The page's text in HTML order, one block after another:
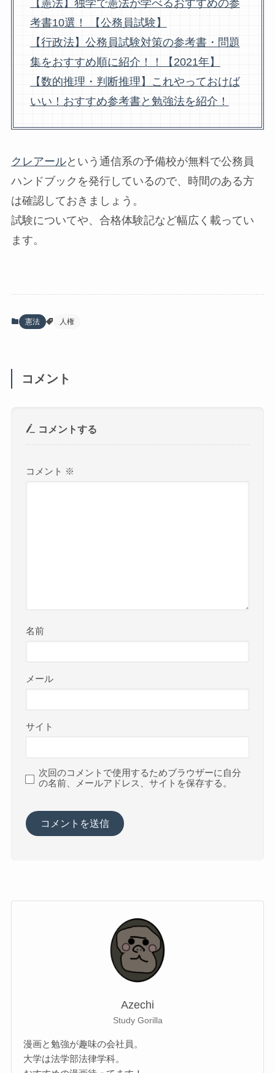
【憲法】独学で憲法が学べるおすすめの参
考書10選！ 【公務員試験】
【行政法】公務員試験対策の参考書・問題
集をおすすめ順に紹介！！【2021年】
【数的推理・判断推理】これやっておけば
いい！おすすめ参考書と勉強法を紹介！
クレアールという通信系の予備校が無料で公務員
ハンドブックを発行しているので、時間のある方
は確認しておきましょう。
試験についてや、合格体験記など幅広く載ってい
ます。
憲法 人権
コメント
コメントする
コメント ※
名前
メール
サイト
次回のコメントで使用するためブラウザーに自分
の名前、メールアドレス、サイトを保存する。
Azechi
Study Gorilla
漫画と勉強が趣味の会社員。
大学は法学部法律学科。